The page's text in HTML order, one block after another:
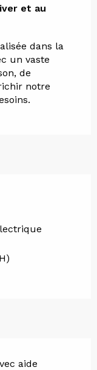
et au
dans la
un vaste
de
notre
aide